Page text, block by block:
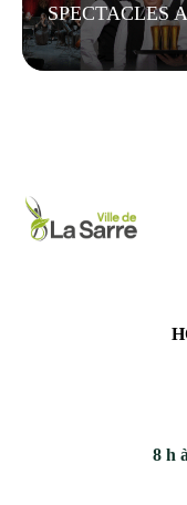
SPECTACLES
8 h